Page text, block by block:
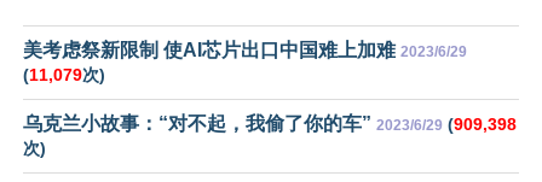
美考虑祭新限制 使AI芯片出口中国难上加难 2023/6/29
(11,079次)
乌克兰小故事：“对不起，我偷了你的车” 2023/6/29 (909,398
次)